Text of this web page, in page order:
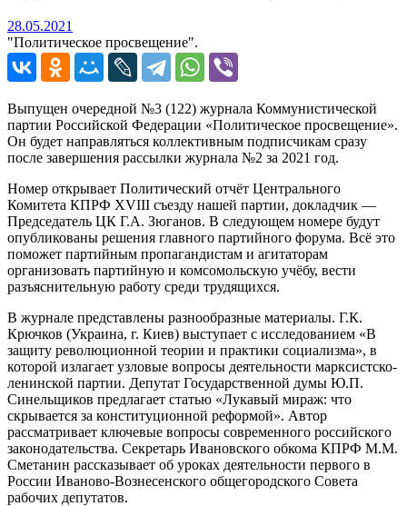
28.05.2021
"Политическое просвещение".
Выпущен очередной №3 (122) журнала Коммунистической
партии Российской Федерации «Политическое просвещение».
Он будет направляться коллективным подписчикам сразу
после завершения рассылки журнала №2 за 2021 год.
Номер открывает Политический отчёт Центрального
Комитета КПРФ XVIII съезду нашей партии, докладчик —
Председатель ЦК Г.А. Зюганов. В следующем номере будут
опубликованы решения главного партийного форума. Всё это
поможет партийным пропагандистам и агитаторам
организовать партийную и комсомольскую учёбу, вести
разъяснительную работу среди трудящихся.
В журнале представлены разнообразные материалы. Г.К.
Крючков (Украина, г. Киев) выступает с исследованием «В
защиту революционной теории и практики социализма», в
которой излагает узловые вопросы деятельности марксистско-
ленинской партии. Депутат Государственной думы Ю.П.
Синельщиков предлагает статью «Лукавый мираж: что
скрывается за конституционной реформой». Автор
рассматривает ключевые вопросы современного российского
законодательства. Секретарь Ивановского обкома КПРФ М.М.
Сметанин рассказывает об уроках деятельности первого в
России Иваново-Вознесенского общегородского Совета
рабочих депутатов.